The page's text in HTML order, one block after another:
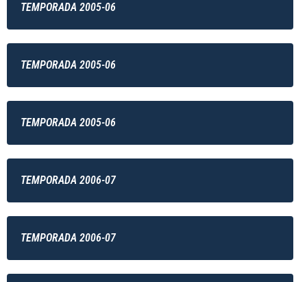
TEMPORADA 2005-06
TEMPORADA 2005-06
TEMPORADA 2005-06
TEMPORADA 2006-07
TEMPORADA 2006-07